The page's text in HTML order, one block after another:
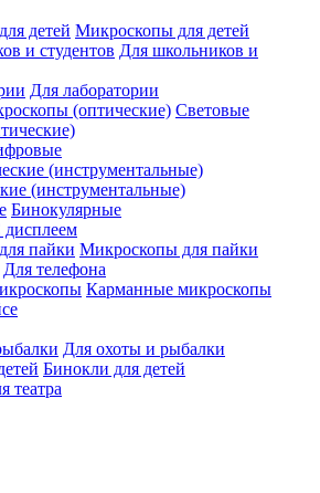
Микроскопы для детей
Для школьников и
Для лаборатории
Световые
(инструментальные)
Бинокулярные
Микроскопы для пайки
Для телефона
Карманные микроскопы
Для охоты и рыбалки
Бинокли для детей
театра